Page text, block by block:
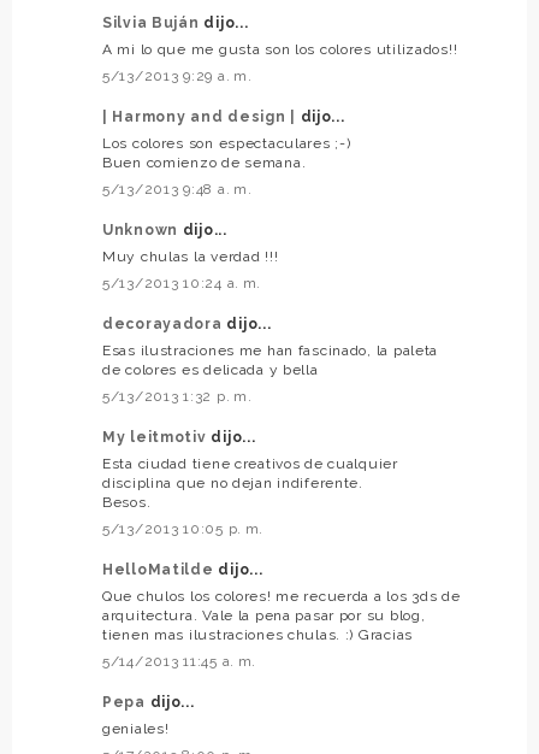
Silvia Buján dijo...
A mi lo que me gusta son los colores utilizados!!
5/13/2013 9:29 a. m.
| Harmony and design |
dijo...
Los colores son espectaculares ;-)
Buen comienzo de semana.
5/13/2013 9:48 a. m.
Unknown dijo...
Muy chulas la verdad !!!
5/13/2013 10:24 a. m.
decorayadora dijo...
Esas ilustraciones me han fascinado, la paleta
de colores es delicada y bella
5/13/2013 1:32 p. m.
My leitmotiv dijo...
Esta ciudad tiene creativos de cualquier
disciplina que no dejan indiferente.
Besos.
5/13/2013 10:05 p. m.
HelloMatilde dijo...
Que chulos los colores! me recuerda a los 3ds de
arquitectura. Vale la pena pasar por su blog,
tienen mas ilustraciones chulas. :) Gracias
5/14/2013 11:45 a. m.
Pepa dijo...
geniales!